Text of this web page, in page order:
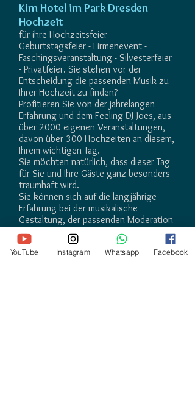
Kim Hotel im Park Dresden
Hochzeit
für ihre Hochzeitsfeier -
Geburtstagsfeier - Firmenevent -
Faschingsveranstaltung - Silvesterfeier
- Privatfeier. Sie stehen vor der
Entscheidung die passenden Musik zu
Ihrer Hochzeit zu finden?
Profitieren Sie von der jahrelangen
Erfahrung und dem Feeling DJ Joes, aus
über 2000 eigenen Veranstaltungen,
davon über 300 Hochzeiten an diesem,
Ihrem wichtigen Tag.
Sie möchten natürlich, dass dieser Tag
für Sie und Ihre Gäste ganz besonders
traumhaft wird.
Sie können sich auf die langjährige
Erfahrung bei der musikalische
Gestaltung, der passenden Moderation
und dem entsprechenden Feeling bei
ihrer Veranstaltung sicher verlassen.
YouTube Instagram Whatsapp Facebook